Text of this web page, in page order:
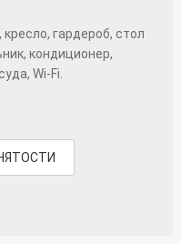
гардероб, стол
кондиционер,
Wi-Fi.